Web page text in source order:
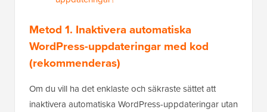
Metod 1. Inaktivera automatiska
WordPress-uppdateringar med kod
(rekommenderas)
Om du vill ha det enklaste och säkraste sättet att
inaktivera automatiska WordPress-uppdateringar utan